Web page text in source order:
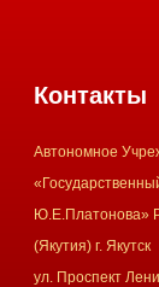
Контакты
Автономное
Ю.Е.Платонова»
(Якутия) г. Якутск
ул. Проспект